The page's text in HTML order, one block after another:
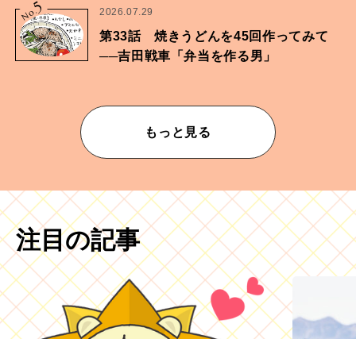
No.
5 2026.07.29
第33話 焼きうどんを45回作ってみて
──吉田戦車「弁当を作る男」
もっと見る
注目の記事